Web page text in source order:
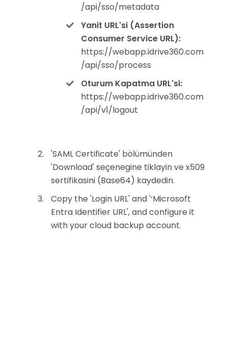
/api/sso/metadata
Yanit URL'si (Assertion
Consumer Service URL):
https://webapp.idrive360.com
/api/sso/process
Oturum Kapatma URL'si:
https://webapp.idrive360.com
/api/v1/logout
'SAML Certificate' bölümünden
'Download' seçenegine tiklayin ve x509
sertifikasini (Base64) kaydedin.
Copy the 'Login URL' and '‘Microsoft
Entra Identifier URL', and configure it
with your cloud backup account.